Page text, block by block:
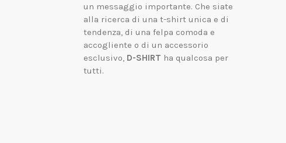
un messaggio importante. Che siate
alla ricerca di una t-shirt unica e di
tendenza, di una felpa comoda e
accogliente o di un accessorio
esclusivo, D-SHIRT ha qualcosa per
tutti.